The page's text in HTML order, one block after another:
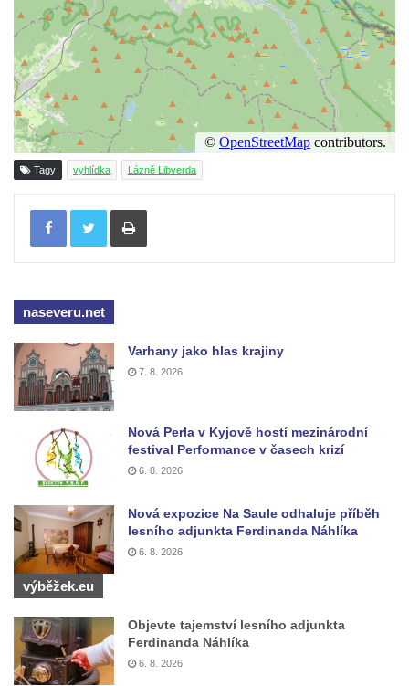
Vyhlídka Dobrého ducha MUHU u Obřího
sudu v Lázních Libverda
Vyhlídka Hájníkova Kohouta východně od
Lázní Libverda
Vyhlídka Ptačí kámen u Vysoké Lípy
Slunečná brána
Schachtenstein
Milešovka
divadle u Hamru na Jezeře
Bořeňská vyhlídka na Radovesické výsypce
Geopark VlnoKam u Brozan nad Ohří
Jeskyně Pusté kostely u Svitavy
Skalní brána u Svojkova
Vyhlídka ve Svojkovských skalách
Jeskyně Poustevna u Svojkova
Skalní okna Kolonáda u Svojkova
Slavíček
Hlídková jeskyně u Svojkova
Klíč
Tagy vyhlídka Lázně Libverda
Tisknout
naseveru.net
Varhany jako hlas krajiny
7. 8. 2026
Nová Perla v Kyjově hostí mezinárodní
festival Performance v časech krizí
6. 8. 2026
Nová expozice Na Saule odhaluje příběh
lesního adjunkta Ferdinanda Náhlíka
6. 8. 2026
výběžek.eu
Objevte tajemství lesního adjunkta
Ferdinanda Náhlíka
6. 8. 2026